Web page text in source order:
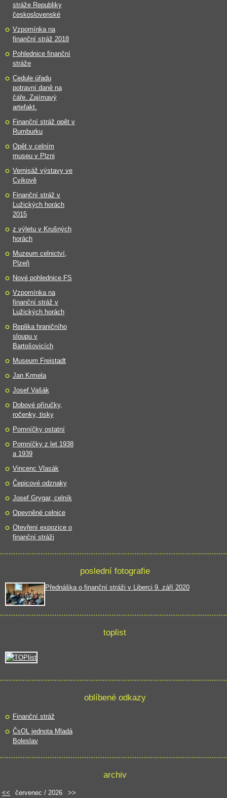
stráže Republiky
československé
Vzpomínka na
finanční stráž 2018
Pohlednice finanční
stráže
Cedule úřadu
potravní daně na
čáře. Zajímavý
artefakt.
Finanční stráž opět v
Rumburku
Opět v celním
museu v Plzni
Vernisáž výstavy ve
Cvikově
Finanční stráž v
Lužických horách
2015
z výletu v Krušných
horách
Muzeum celnictví,
Plzeň
Nové pohlednice FS
Vzpomínka na
finanční stráž v
Lužických horách
Replika hraničního
sloupu v
Bartošovicích
Museum Freistadt
Jan Krmela
Josef Vašák
Dobové příručky,
ročenky, tisky
Pomníčky ostatní
Pomníčky z let 1938
a 1939
Vincenc Vlasák
Čepicové odznaky
Josef Grygar, celník
Opevněné celnice
Otevření expozice o
finanční stráži
poslední fotografie
Přednáška o finanční stráži v Liberci 9. září 2020
toplist
oblíbené odkazy
Finanční stráž
ČsOL jednota Mladá
Boleslav
archiv
<< červenec / 2026 >>